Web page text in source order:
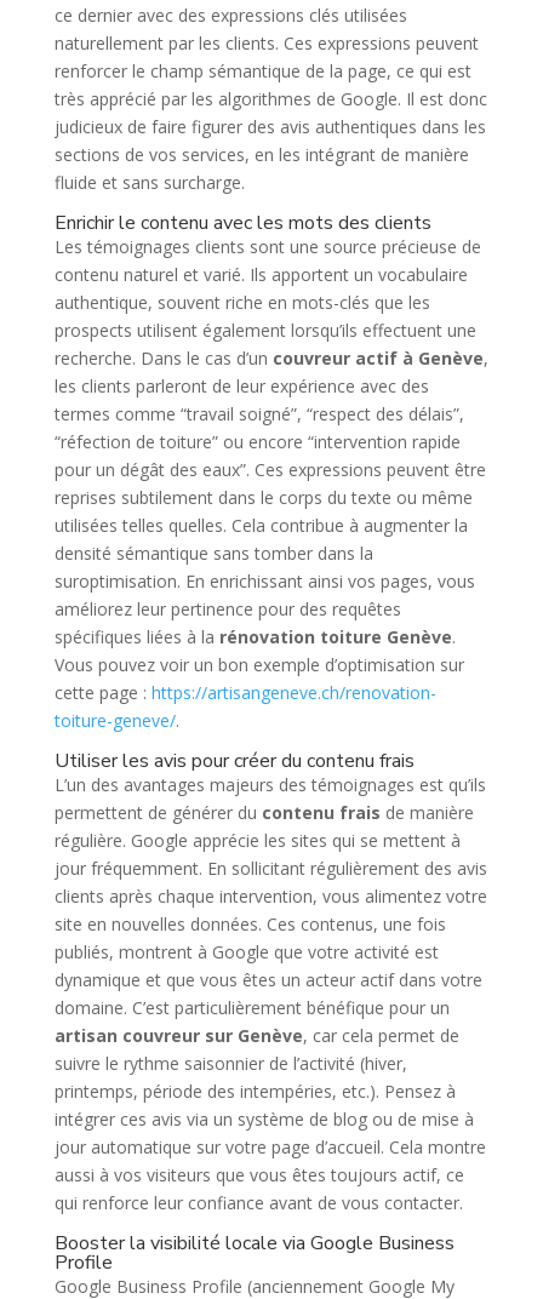
ce dernier avec des expressions clés utilisées
naturellement par les clients. Ces expressions peuvent
renforcer le champ sémantique de la page, ce qui est
très apprécié par les algorithmes de Google. Il est donc
judicieux de faire figurer des avis authentiques dans les
sections de vos services, en les intégrant de manière
fluide et sans surcharge.
Enrichir le contenu avec les mots des clients
Les témoignages clients sont une source précieuse de
contenu naturel et varié. Ils apportent un vocabulaire
authentique, souvent riche en mots-clés que les
prospects utilisent également lorsqu’ils effectuent une
recherche. Dans le cas d’un couvreur actif à Genève,
les clients parleront de leur expérience avec des
termes comme “travail soigné”, “respect des délais”,
“réfection de toiture” ou encore “intervention rapide
pour un dégât des eaux”. Ces expressions peuvent être
reprises subtilement dans le corps du texte ou même
utilisées telles quelles. Cela contribue à augmenter la
densité sémantique sans tomber dans la
suroptimisation. En enrichissant ainsi vos pages, vous
améliorez leur pertinence pour des requêtes
spécifiques liées à la rénovation toiture Genève.
Vous pouvez voir un bon exemple d’optimisation sur
cette page : https://artisangeneve.ch/renovation-
toiture-geneve/.
Utiliser les avis pour créer du contenu frais
L’un des avantages majeurs des témoignages est qu’ils
permettent de générer du contenu frais de manière
régulière. Google apprécie les sites qui se mettent à
jour fréquemment. En sollicitant régulièrement des avis
clients après chaque intervention, vous alimentez votre
site en nouvelles données. Ces contenus, une fois
publiés, montrent à Google que votre activité est
dynamique et que vous êtes un acteur actif dans votre
domaine. C’est particulièrement bénéfique pour un
artisan couvreur sur Genève, car cela permet de
suivre le rythme saisonnier de l’activité (hiver,
printemps, période des intempéries, etc.). Pensez à
intégrer ces avis via un système de blog ou de mise à
jour automatique sur votre page d’accueil. Cela montre
aussi à vos visiteurs que vous êtes toujours actif, ce
qui renforce leur confiance avant de vous contacter.
Booster la visibilité locale via Google Business
Profile
Google Business Profile (anciennement Google My